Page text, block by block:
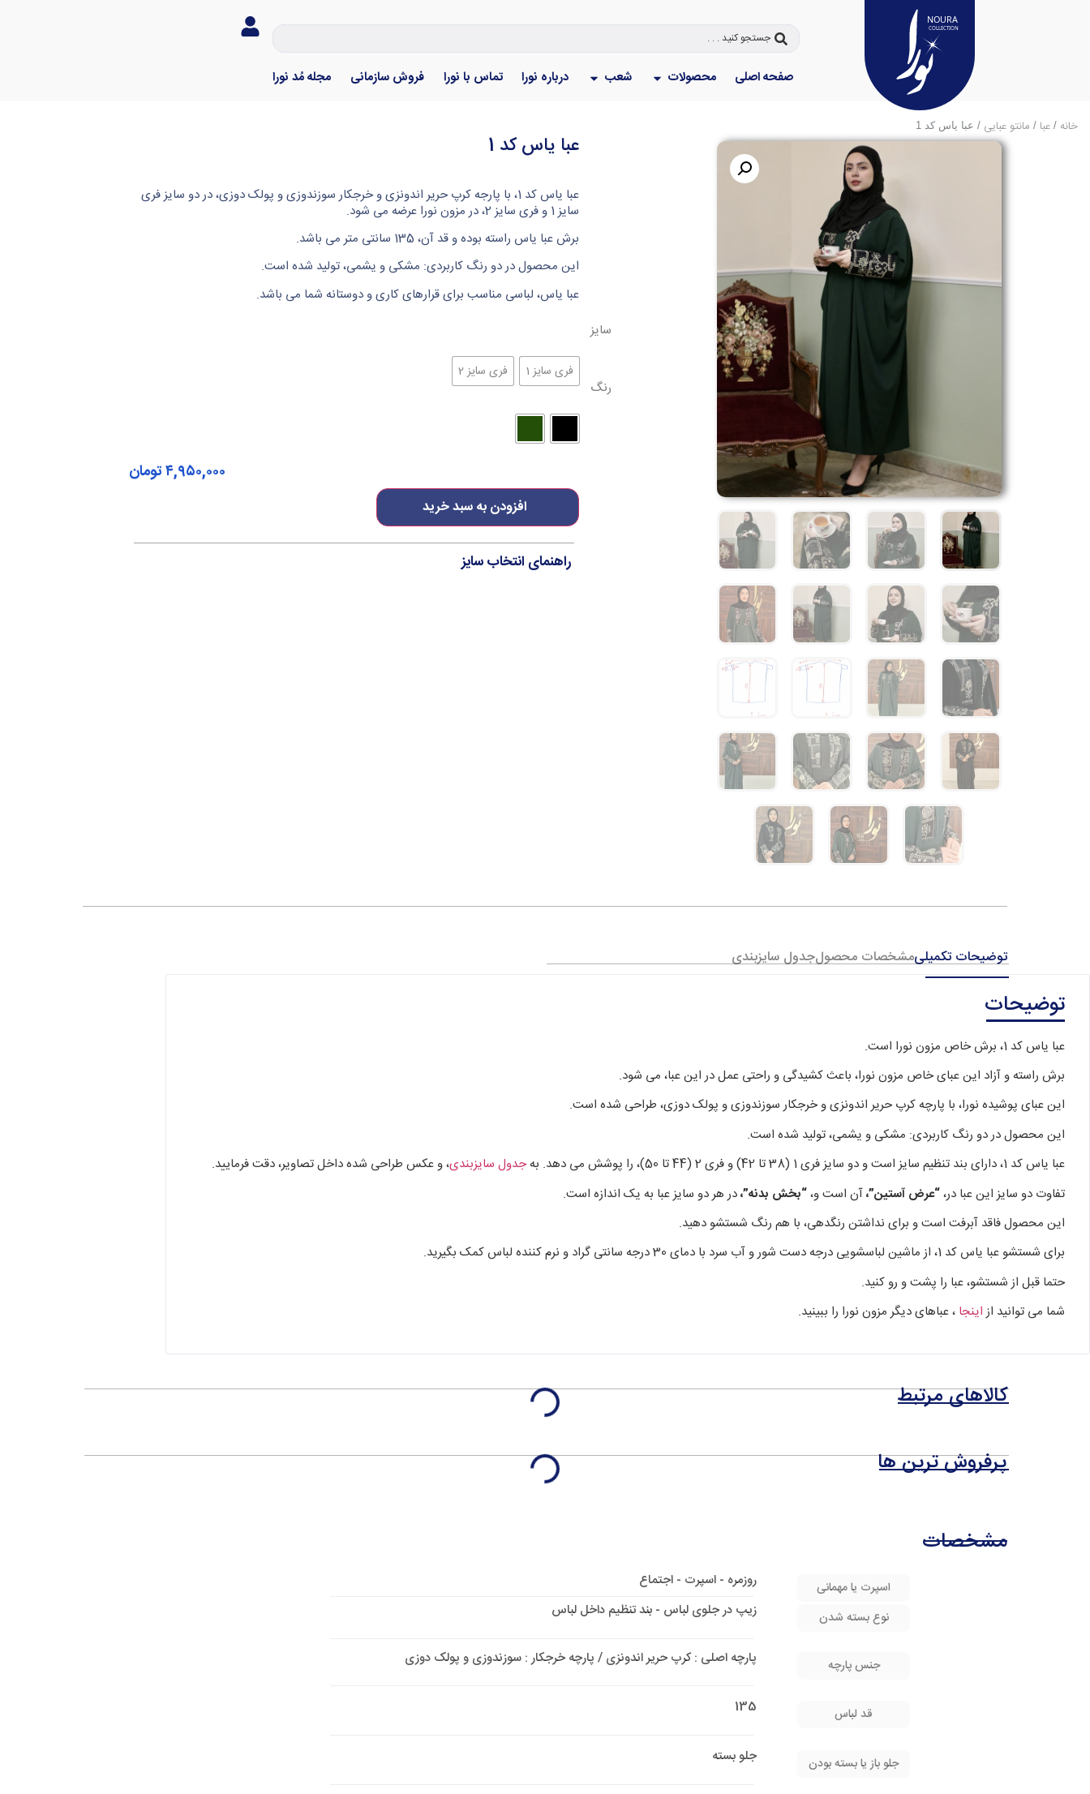
صفحه اصلی محصولات شعب درباره نورا تماس با نورا فروش سازمانی مجله مُد نورا
خانه / عبا / مانتو عبایی / عبا یاس کد 1
عبا یاس کد 1
عبا یاس کد 1، با پارجه کرپ حریر اندونزی و خرجکار سوزندوزی و پولک دوزی، در دو سایز فری
سایز 1 و فری سایز 2، در مزون نورا عرضه می شود.
برش عبا یاس راسته بوده و قد آن، 135 سانتی متر می باشد.
این محصول در دو رنگ کاربردی: مشکی و یشمی، تولید شده است.
عبا یاس، لباسی مناسب برای قرارهای کاری و دوستانه شما می باشد.
سایز
فری سایز 1 فری سایز 2
رنگ
افزودن به سبد خرید
۴,۹۵۰,۰۰۰تومان
راهنمای انتخاب سایز
توضیحات تکمیلیمشخصات محصولجدول سایزبندی
توضیحات
عبا یاس کد 1، برش خاص مزون نورا است.
برش راسته و آزاد این عبای خاص مزون نورا، باعث کشیدگی و راحتی عمل در این عبا، می شود.
این عبای پوشیده نورا، با پارچه کرپ حریر اندونزی و خرجکار سوزندوزی و پولک دوزی، طراحی شده است.
این محصول در دو رنگ کاربردی: مشکی و یشمی، تولید شده است.
عبا یاس کد 1، دارای بند تنظیم سایز است و دو سایز فری 1 (38 تا 42) و فری 2 (44 تا 50)، را پوشش می دهد. به
جدول سایزبندی، و عکس طراحی شده داخل تصاویر، دقت فرمایید.
تفاوت دو سایز این عبا در،“عرض آستین”،آن است و،“بخش بدنه”،در هر دو سایز عبا به یک اندازه است.
این محصول فاقد آبرفت است و برای نداشتن رنگدهی، با هم رنگ شستشو دهید.
برای شستشو عبا یاس کد 1، از ماشین لباسشویی درجه دست شور و آب سرد با دمای 30 درجه سانتی گراد و نرم کننده لباس کمک بگیرید.
حتما قبل از شستشو، عبا را پشت و رو کنید.
شما می توانید ازاینجا ، عباهای دیگر مزون نورا را ببینید.
کالاهای مرتبط
پرفروش ترین ها
مشخصات
اسپرت یا مهمانی روزمره - اسپرت - اجتماع
نوع بسته شدن زیپ در جلوی لباس - بند تنظیم داخل لباس
جنس پارچه پارچه اصلی : کرپ حریر اندونزی / پارچه خرجکار : سوزندوزی و پولک دوزی
قد لباس 135
جلو باز یا بسته بودن جلو بسته